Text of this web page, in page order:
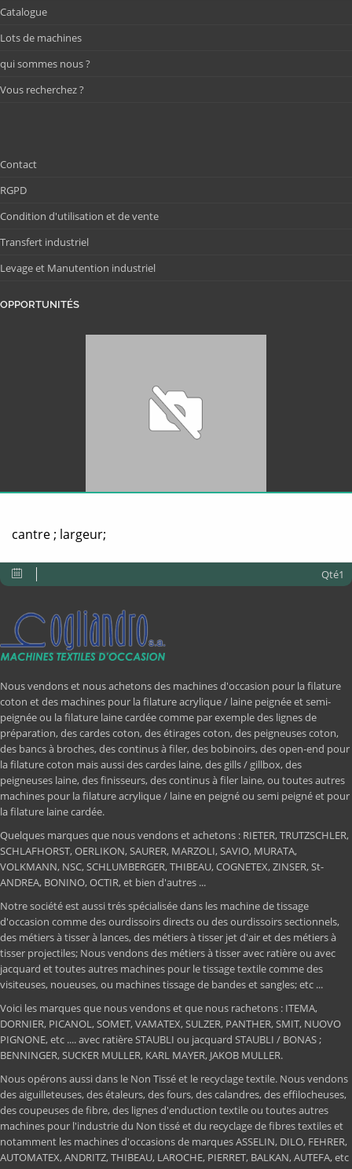
Catalogue
Lots de machines
qui sommes nous ?
Vous recherchez ?
Contact
RGPD
Condition d'utilisation et de vente
Transfert industriel
Levage et Manutention industriel
OPPORTUNITÉS
cantre ; largeur;
Qté1
Nous vendons et nous achetons des machines d'occasion pour la filature
coton et des machines pour la filature acrylique / laine peignée et semi-
peignée ou la filature laine cardée comme par exemple des lignes de
préparation, des cardes coton, des étirages coton, des peigneuses coton,
des bancs à broches, des continus à filer, des bobinoirs, des open-end pour
la filature coton mais aussi des cardes laine, des gills / gillbox, des
peigneuses laine, des finisseurs, des continus à filer laine, ou toutes autres
machines pour la filature acrylique / laine en peigné ou semi peigné et pour
la filature laine cardée.
Quelques marques que nous vendons et achetons : RIETER, TRUTZSCHLER,
SCHLAFHORST, OERLIKON, SAURER, MARZOLI, SAVIO, MURATA,
VOLKMANN, NSC, SCHLUMBERGER, THIBEAU, COGNETEX, ZINSER, St-
ANDREA, BONINO, OCTIR, et bien d'autres ...
Notre société est aussi trés spécialisée dans les machine de tissage
d'occasion comme des ourdissoirs directs ou des ourdissoirs sectionnels,
des métiers à tisser à lances, des métiers à tisser jet d'air et des métiers à
tisser projectiles; Nous vendons des métiers à tisser avec ratière ou avec
jacquard et toutes autres machines pour le tissage textile comme des
visiteuses, noueuses, ou machines tissage de bandes et sangles; etc ...
Voici les marques que nous vendons et que nous rachetons : ITEMA,
DORNIER, PICANOL, SOMET, VAMATEX, SULZER, PANTHER, SMIT, NUOVO
PIGNONE, etc .... avec ratière STAUBLI ou jacquard STAUBLI / BONAS ;
BENNINGER, SUCKER MULLER, KARL MAYER, JAKOB MULLER.
Nous opérons aussi dans le Non Tissé et le recyclage textile. Nous vendons
des aiguilleteuses, des étaleurs, des fours, des calandres, des effilocheuses,
des coupeuses de fibre, des lignes d'enduction textile ou toutes autres
machines pour l'industrie du Non tissé et du recyclage de fibres textiles et
notamment les machines d'occasions de marques ASSELIN, DILO, FEHRER,
AUTOMATEX, ANDRITZ, THIBEAU, LAROCHE, PIERRET, BALKAN, AUTEFA, etc